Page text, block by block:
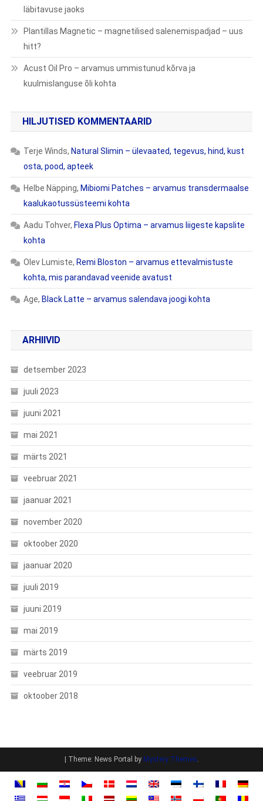
läbitavuse jaoks
Plantillas Magnetic – magnetilised salenemispadjad – uus
hitt?
Acust Oil Pro – arvamus ummistunud kõrva ja
kuulmislanguse õli kohta
HILJUTISED KOMMENTAARID
Terje Winds, Natural Slimin – ülevaated, tegevus, hind, kust
osta, pood, apteek
Helbe Näpping, Mibiomi Patches – arvamus transdermaalse
kaalukaotussüsteemi kohta
Aadu Tohver, Flexa Plus Optima – arvamus liigeste kapslite
kohta
Olev Lumiste, Remi Bloston – arvamus ettevalmistuste
kohta, mis parandavad veenide avatust
Age, Black Latte – arvamus salendava joogi kohta
ARHIIVID
detsember 2023
juuli 2023
juuni 2021
mai 2021
märts 2021
veebruar 2021
jaanuar 2021
november 2020
oktoober 2020
jaanuar 2020
juuli 2019
juuni 2019
mai 2019
märts 2019
veebruar 2019
oktoober 2018
Theme: News Portal by Mystery Themes.